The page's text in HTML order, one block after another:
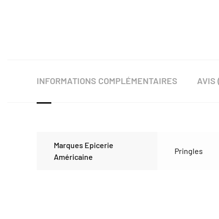
INFORMATIONS COMPLÉMENTAIRES AVIS
Marques Epicerie
Américaine
Pringles